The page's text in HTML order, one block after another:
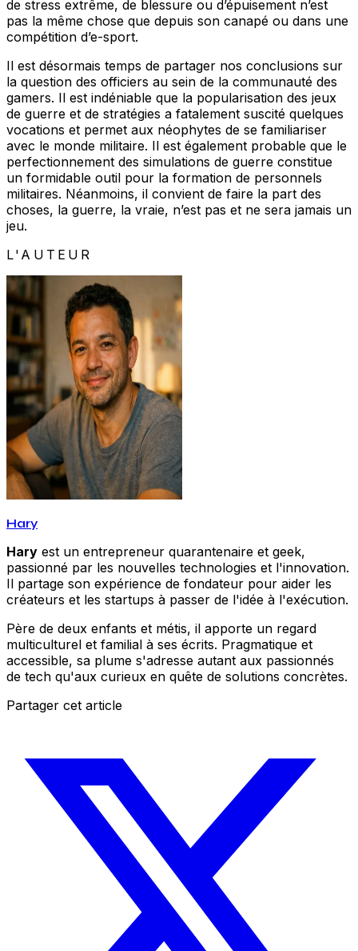
de stress extrême, de blessure ou d’épuisement n’est
pas la même chose que depuis son canapé ou dans une
compétition d’e-sport.
Il est désormais temps de partager nos conclusions sur
la question des officiers au sein de la communauté des
gamers. Il est indéniable que la popularisation des jeux
de guerre et de stratégies a fatalement suscité quelques
vocations et permet aux néophytes de se familiariser
avec le monde militaire. Il est également probable que le
perfectionnement des simulations de guerre constitue
un formidable outil pour la formation de personnels
militaires. Néanmoins, il convient de faire la part des
choses, la guerre, la vraie, n’est pas et ne sera jamais un
jeu.
L'AUTEUR
Hary
Hary est un entrepreneur quarantenaire et geek,
passionné par les nouvelles technologies et l'innovation.
Il partage son expérience de fondateur pour aider les
créateurs et les startups à passer de l'idée à l'exécution.
Père de deux enfants et métis, il apporte un regard
multiculturel et familial à ses écrits. Pragmatique et
accessible, sa plume s'adresse autant aux passionnés
de tech qu'aux curieux en quête de solutions concrètes.
Partager cet article